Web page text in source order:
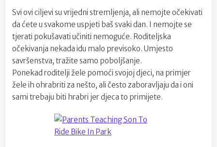
Svi ovi ciljevi su vrijedni stremljenja, ali nemojte očekivati
da ćete u svakome uspjeti baš svaki dan. I nemojte se
tjerati pokušavati učiniti nemoguće. Roditeljska
očekivanja nekada idu malo previsoko. Umjesto
savršenstva, tražite samo poboljšanje.
Ponekad roditelji žele pomoći svojoj djeci, na primjer
žele ih ohrabriti za nešto, ali često zaboravljaju da i oni
sami trebaju biti hrabri jer djeca to primijete.